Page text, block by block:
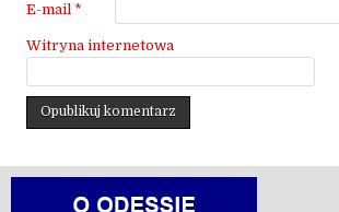
E-mail *
Witryna internetowa